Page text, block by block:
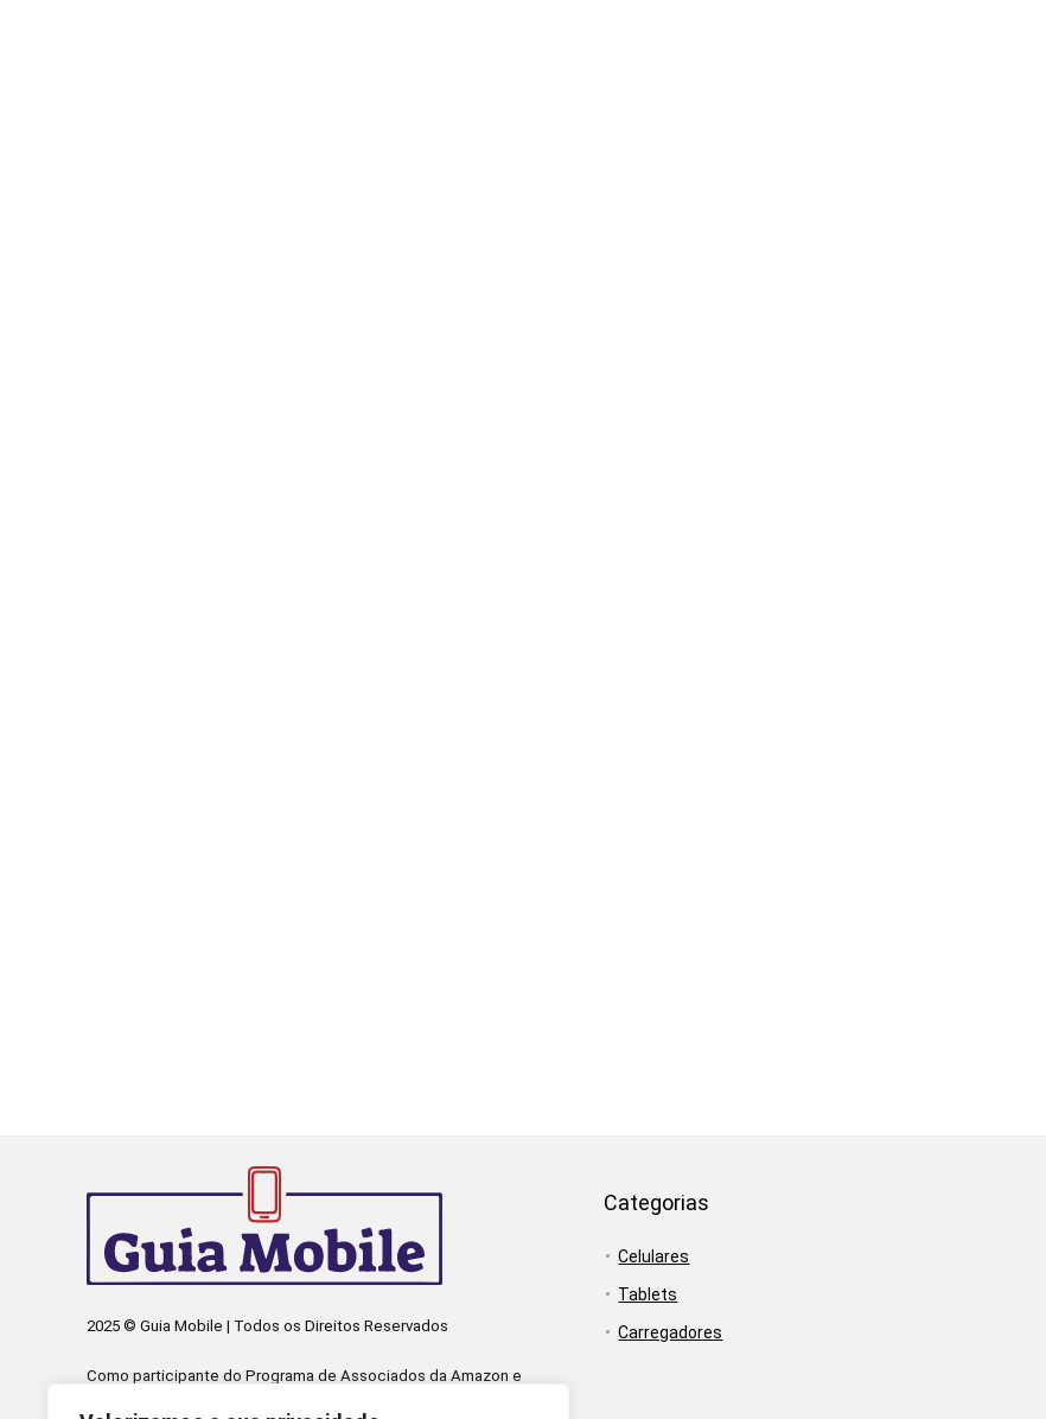
2025 © Guia Mobile | Todos os Direitos Reservados
Como participante do Programa de Associados da Amazon e
Categorias
Celulares
Tablets
Carregadores